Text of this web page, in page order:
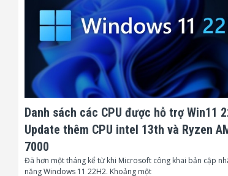
Danh sách các CPU được hỗ trợ Win11
Update thêm CPU intel 13th và Ryzen
7000
Đã hơn một tháng kể từ khi Microsoft công khai bản cập
năng Windows 11 22H2. Khoảng một